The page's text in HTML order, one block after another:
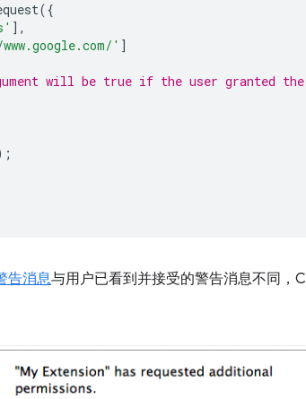
({
],
' ]
will be true if the user granted the
告消息与用户已看到并接受的警告消息不同，